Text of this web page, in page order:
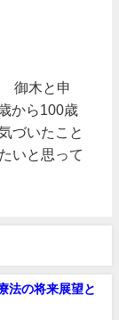
御木と申
から100歳
づいたこと
いと思って
法の将来展望と